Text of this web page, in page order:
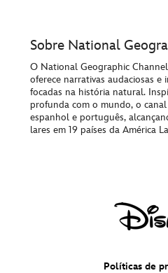
Sobre National
O National Geographic
oferece narrativas audaciosas e
focadas na história natural.
profunda com o mundo, o
espanhol e português,
lares em 19 países da América
Políticas de